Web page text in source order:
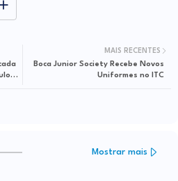
MAIS RECENTES
Boca Junior Society Recebe Novos
Uniformes no ITC
Mostrar mais